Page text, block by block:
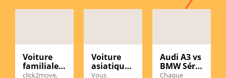
Voiture
familiale
d’occasion
click2move,
Voiture
asiatique
d'occasion
Vous
Audi A3 vs
BMW Série
1
Chaque